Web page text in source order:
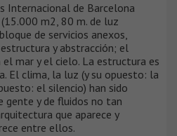
Internacional de Barcelona
m2, 80 m. de luz
de servicios anexos,
y abstracción; el
mar y el cielo. La estructura es
El clima, la luz (y su opuesto: la
el silencio) han sido
gente y de fluidos no tan
que aparece y
entre ellos.